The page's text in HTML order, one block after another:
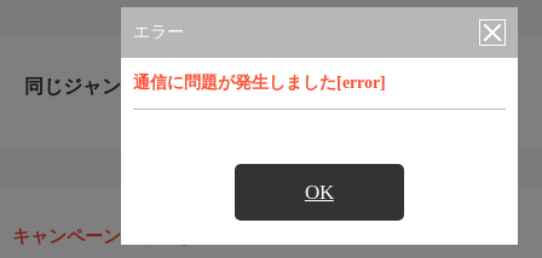
エラー
通信に問題が発生しました[error]
OK
同じジャンルのおすすめ番組
キャンペーン・お得な情報